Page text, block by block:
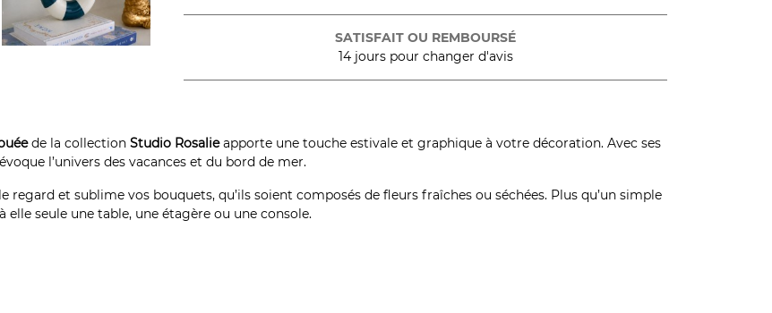
SATISFAIT OU REMBOURSÉ
14 jours pour changer d'avis
de la collection Studio Rosalieapporte une touche estivale et graphique à votre décoration. Avec ses
l’univers des vacances et du bord de mer.
et sublime vos bouquets, qu’ils soient composés de fleurs fraîches ou séchées. Plus qu’un simple
elle seule une table, une étagère ou une console.